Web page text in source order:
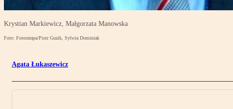
Krystian Markiewicz, Małgorzata Manowska
Foto: Fotorzeapa/Piotr Guzik, Sylwia Dominiak
Agata Łukaszewicz